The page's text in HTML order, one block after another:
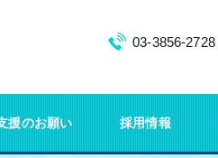
03-3856-2728
援のお願い 採用情報